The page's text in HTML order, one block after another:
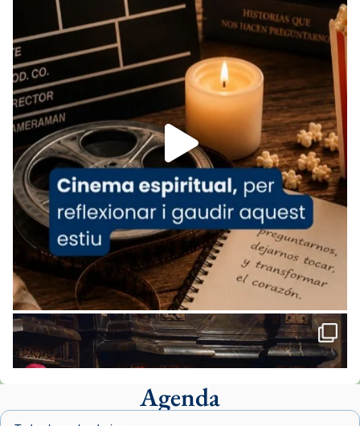
tican News 👇
www.vaticannews.va/es/iglesia/news/2026-
07/carmina-historia-depresion-papa-viaje-
espana-testimoni...
Foto
View on Facebook · Share
Arquebisbat de Barcelona
2 weeks ago
«Avui les santes Juliana i Semproniana ens
ajuden a alçar la mirada»
Mons. Sergi Gordo, bisbe de Tortosa, ha
presidit aquest 27 de juliol la missa de Les
Santes de Mataró.
🔗tinyurl.com/cvu5jmbk
📸 J. Merino
Agenda